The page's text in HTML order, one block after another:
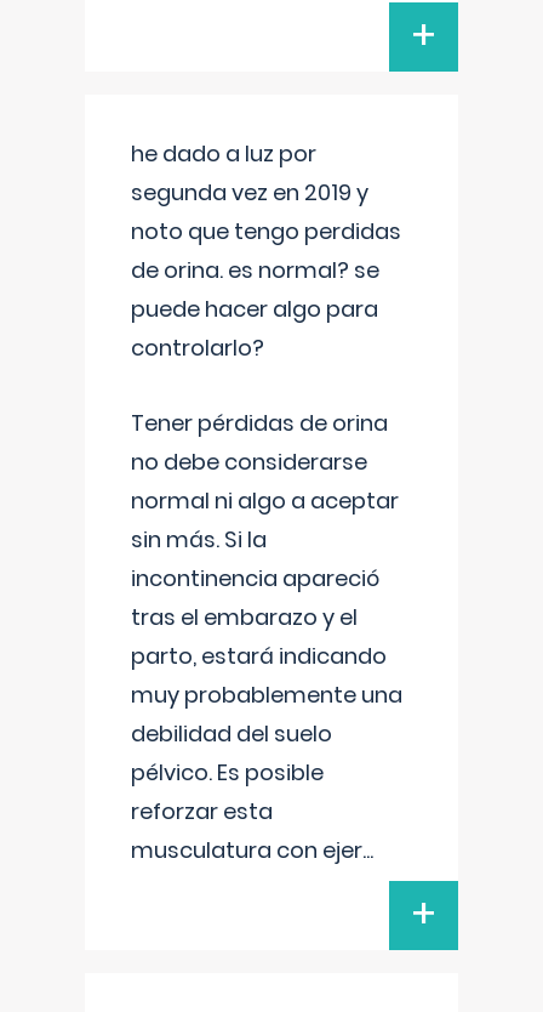
+
he dado a luz por
segunda vez en 2019 y
noto que tengo perdidas
de orina. es normal? se
puede hacer algo para
controlarlo?
Tener pérdidas de orina
no debe considerarse
normal ni algo a aceptar
sin más. Si la
incontinencia apareció
tras el embarazo y el
parto, estará indicando
muy probablemente una
debilidad del suelo
pélvico. Es posible
reforzar esta
musculatura con ejer...
+